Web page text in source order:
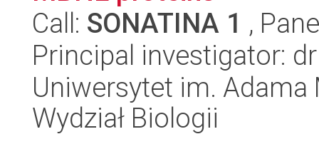
Call: SONATINA 1 ,
Principal investigator:
Uniwersytet im.
Wydział Biologii